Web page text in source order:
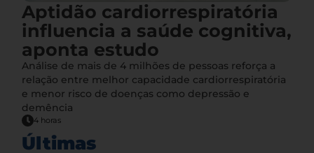
Aptidão cardiorrespiratória
influencia a saúde cognitiva,
aponta estudo
Análise de mais de 4 milhões de pessoas reforça a
relação entre melhor capacidade cardiorrespiratória
e menor risco de doenças como depressão e
demência
4 horas
Últimas